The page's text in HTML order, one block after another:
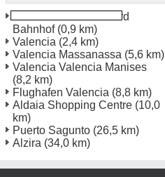
Valencia Estación Nord
Bahnhof(0,9 km)
Valencia (2,4 km)
Valencia Massanassa (5,6 km)
Valencia Valencia Manises
(8,2 km)
Flughafen Valencia (8,8 km)
Aldaia Shopping Centre (10,0
km)
Puerto Sagunto (26,5 km)
Alzira (34,0 km)